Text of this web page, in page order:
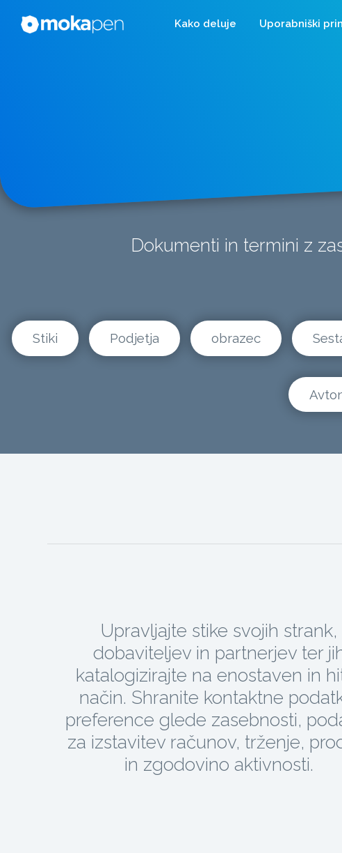
Kako deluje Uporabniški
Dokumenti in termini z
Stiki Podjetja obrazec
Upravljajte stike svojih strank,
dobaviteljev in partnerjev ter
katalogizirajte na enostaven in
način. Shranite kontaktne
preference glede zasebnosti,
za izstavitev računov, trženje,
in zgodovino aktivnosti.